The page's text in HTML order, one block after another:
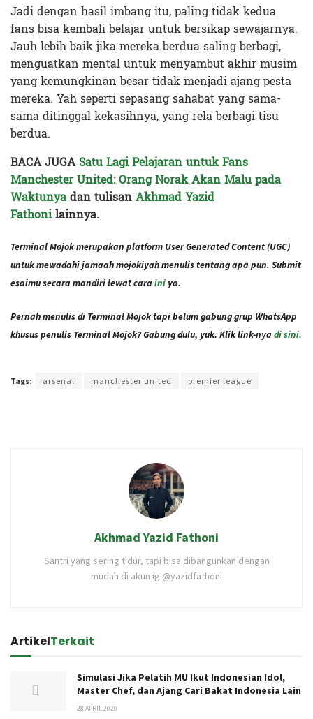
Jadi dengan hasil imbang itu, paling tidak kedua
fans bisa kembali belajar untuk bersikap sewajarnya.
Jauh lebih baik jika mereka berdua saling berbagi,
menguatkan mental untuk menyambut akhir musim
yang kemungkinan besar tidak menjadi ajang pesta
mereka. Yah seperti sepasang sahabat yang sama-
sama ditinggal kekasihnya, yang rela berbagi tisu
berdua.
BACA JUGA Satu Lagi Pelajaran untuk Fans
Manchester United: Orang Norak Akan Malu pada
Waktunyadan tulisanAkhmad Yazid
Fathonilainnya.
Terminal Mojok merupakan platform User Generated Content (UGC)
untuk mewadahi jamaah mojokiyah menulis tentang apa pun. Submit
esaimu secara mandiri lewat caraini ya.
Pernah menulis di Terminal Mojok tapi belum gabung grup WhatsApp
khusus penulis Terminal Mojok? Gabung dulu, yuk. Klik link-nyadi sini.
Tags: arsenal manchester united premier league
Akhmad Yazid Fathoni
Santri yang sering tidur, tapi bisa dibangunkan dengan
mudah di akun ig @yazidfathoni
ArtikelTerkait
Simulasi Jika Pelatih MU Ikut Indonesian Idol,
Master Chef, dan Ajang Cari Bakat Indonesia Lain
28 APRIL 2020